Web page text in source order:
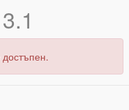
3.1